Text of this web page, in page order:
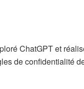
ChatGPT et
de confidentialité